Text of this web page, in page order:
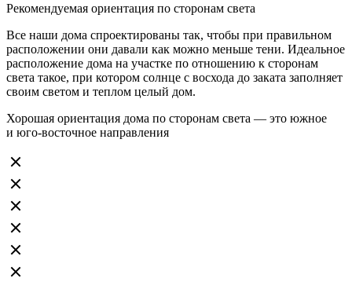
Рекомендуемая ориентация по сторонам света
Все наши дома спроектированы так, чтобы при правильном
расположении они давали как можно меньше тени. Идеальное
расположение дома на участке по отношению к сторонам
света такое, при котором солнце с восхода до заката заполняет
своим светом и теплом целый дом.
Хорошая ориентация дома по сторонам света — это южное
и юго-восточное направления